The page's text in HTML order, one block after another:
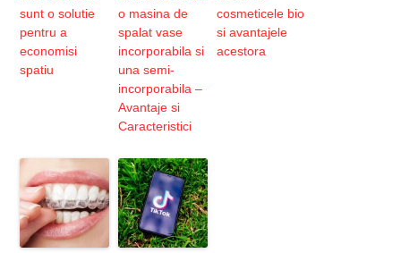
sunt o solutie
pentru a
economisi
spatiu
o masina de
spalat vase
incorporabila si
una semi-
incorporabila –
Avantaje si
Caracteristici
cosmeticele bio
si avantajele
acestora